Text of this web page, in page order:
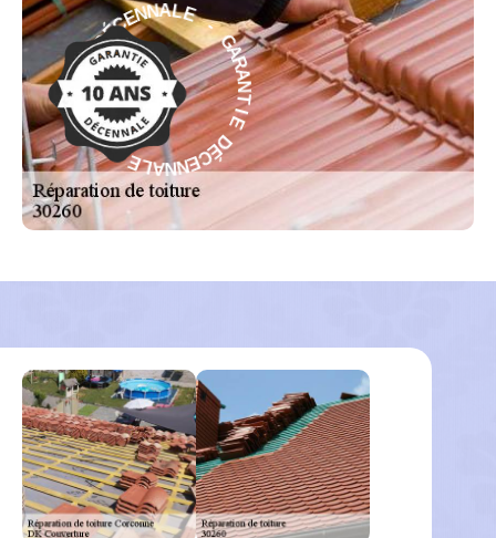
G
A
R
A
N
T
I
E
D
É
C
E
N
NALE - GAR
A
N
T
I
E
D
É
C
E
N
N
A
L
E
-